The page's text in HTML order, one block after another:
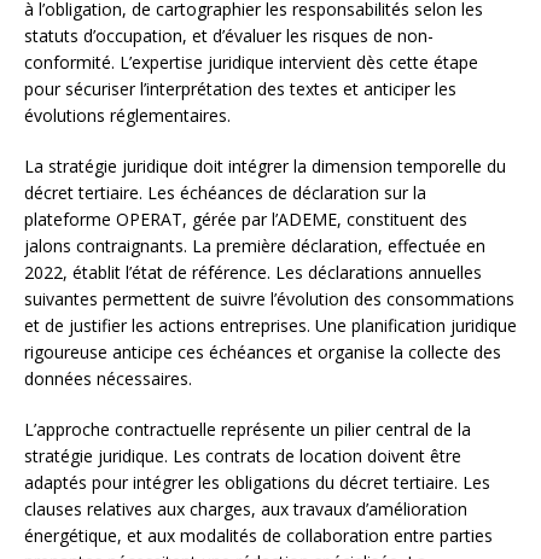
à l’obligation, de cartographier les responsabilités selon les
statuts d’occupation, et d’évaluer les risques de non-
conformité. L’expertise juridique intervient dès cette étape
pour sécuriser l’interprétation des textes et anticiper les
évolutions réglementaires.
La stratégie juridique doit intégrer la dimension temporelle du
décret tertiaire. Les échéances de déclaration sur la
plateforme OPERAT, gérée par l’ADEME, constituent des
jalons contraignants. La première déclaration, effectuée en
2022, établit l’état de référence. Les déclarations annuelles
suivantes permettent de suivre l’évolution des consommations
et de justifier les actions entreprises. Une planification juridique
rigoureuse anticipe ces échéances et organise la collecte des
données nécessaires.
L’approche contractuelle représente un pilier central de la
stratégie juridique. Les contrats de location doivent être
adaptés pour intégrer les obligations du décret tertiaire. Les
clauses relatives aux charges, aux travaux d’amélioration
énergétique, et aux modalités de collaboration entre parties